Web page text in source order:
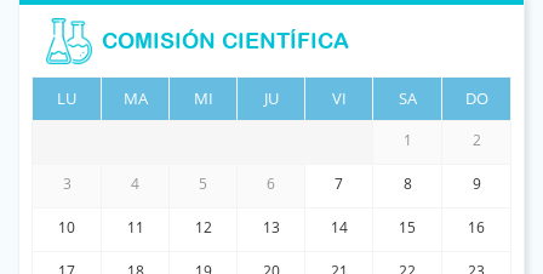
COMISIÓN CIENTÍFICA